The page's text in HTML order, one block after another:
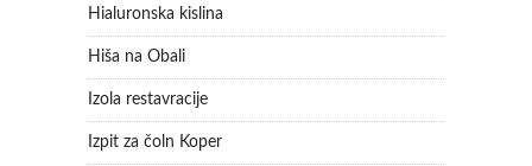
Hialuronska kislina
Hiša na Obali
Izola restavracije
Izpit za čoln Koper